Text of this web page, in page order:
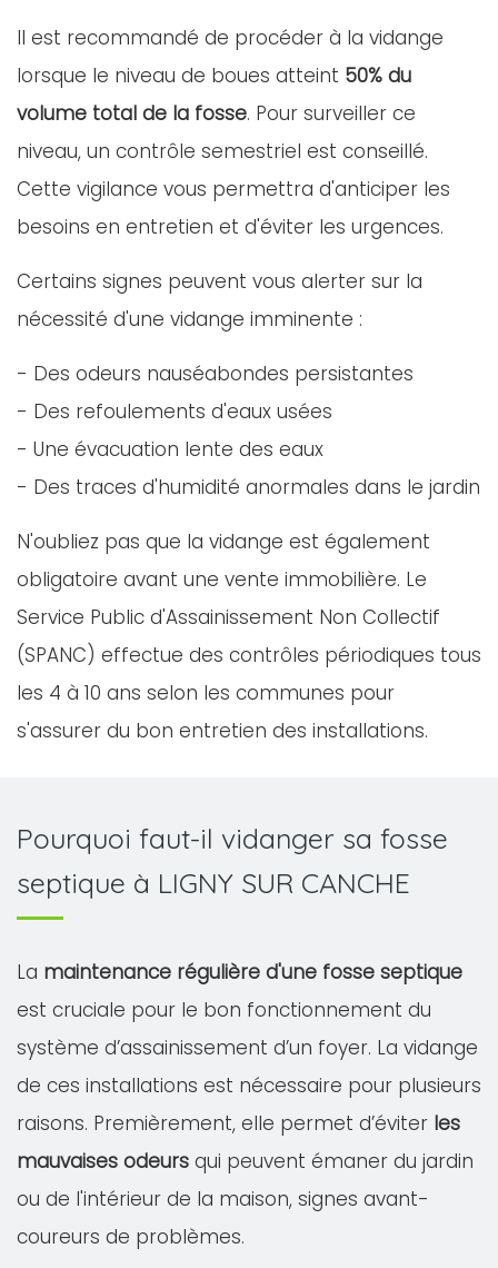
Il est recommandé de procéder à la vidange
lorsque le niveau de boues atteint 50% du
volume total de la fosse. Pour surveiller ce
niveau, un contrôle semestriel est conseillé.
Cette vigilance vous permettra d'anticiper les
besoins en entretien et d'éviter les urgences.
Certains signes peuvent vous alerter sur la
nécessité d'une vidange imminente :
- Des odeurs nauséabondes persistantes
- Des refoulements d'eaux usées
- Une évacuation lente des eaux
- Des traces d'humidité anormales dans le jardin
N'oubliez pas que la vidange est également
obligatoire avant une vente immobilière. Le
Service Public d'Assainissement Non Collectif
(SPANC) effectue des contrôles périodiques tous
les 4 à 10 ans selon les communes pour
s'assurer du bon entretien des installations.
Pourquoi faut-il vidanger sa fosse
septique à LIGNY SUR CANCHE
La maintenance régulière d'une fosse septique
est cruciale pour le bon fonctionnement du
système d’assainissement d’un foyer. La vidange
de ces installations est nécessaire pour plusieurs
raisons. Premièrement, elle permet d’éviter les
mauvaises odeurs qui peuvent émaner du jardin
ou de l'intérieur de la maison, signes avant-
coureurs de problèmes.